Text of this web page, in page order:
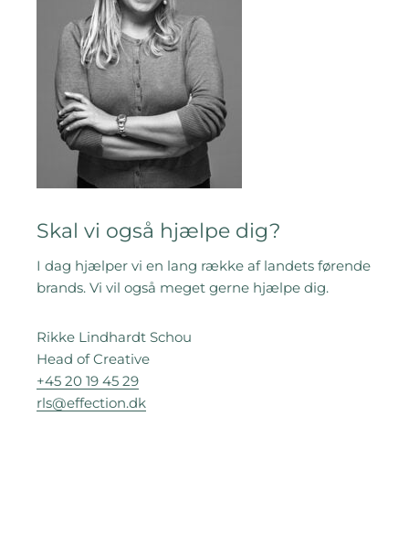
Skal vi også hjælpe dig?
I dag hjælper vi en lang række af landets førende
brands. Vi vil også meget gerne hjælpe dig.
Rikke Lindhardt Schou
Head of Creative
+45 20 19 45 29
rls@effection.dk